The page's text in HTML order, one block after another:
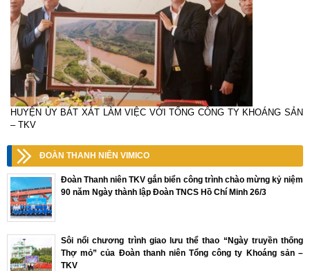
HUYỆN ỦY BÁT XÁT LÀM VIỆC VỚI TỔNG CÔNG TY KHOÁNG SẢN
– TKV
ĐOÀN THANH NIÊN VIMICO
Đoàn Thanh niên TKV gắn biển công trình chào mừng kỷ niệm
90 năm Ngày thành lập Đoàn TNCS Hồ Chí Minh 26/3
Sôi nổi chương trình giao lưu thể thao “Ngày truyền thống
Thợ mỏ” của Đoàn thanh niên Tổng công ty Khoáng sản –
TKV